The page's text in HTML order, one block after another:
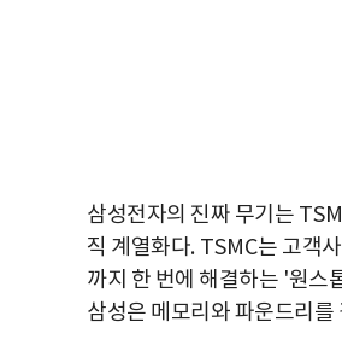
삼성전자의 진짜 무기는
직 계열화다. TSMC는 고객
까지 한 번에 해결하는 '원스
삼성은 메모리와 파운드리